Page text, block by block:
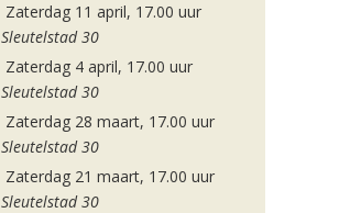
Zaterdag 11 april, 17.00 uur
Sleutelstad 30
Zaterdag 4 april, 17.00 uur
Sleutelstad 30
Zaterdag 28 maart, 17.00 uur
Sleutelstad 30
Zaterdag 21 maart, 17.00 uur
Sleutelstad 30